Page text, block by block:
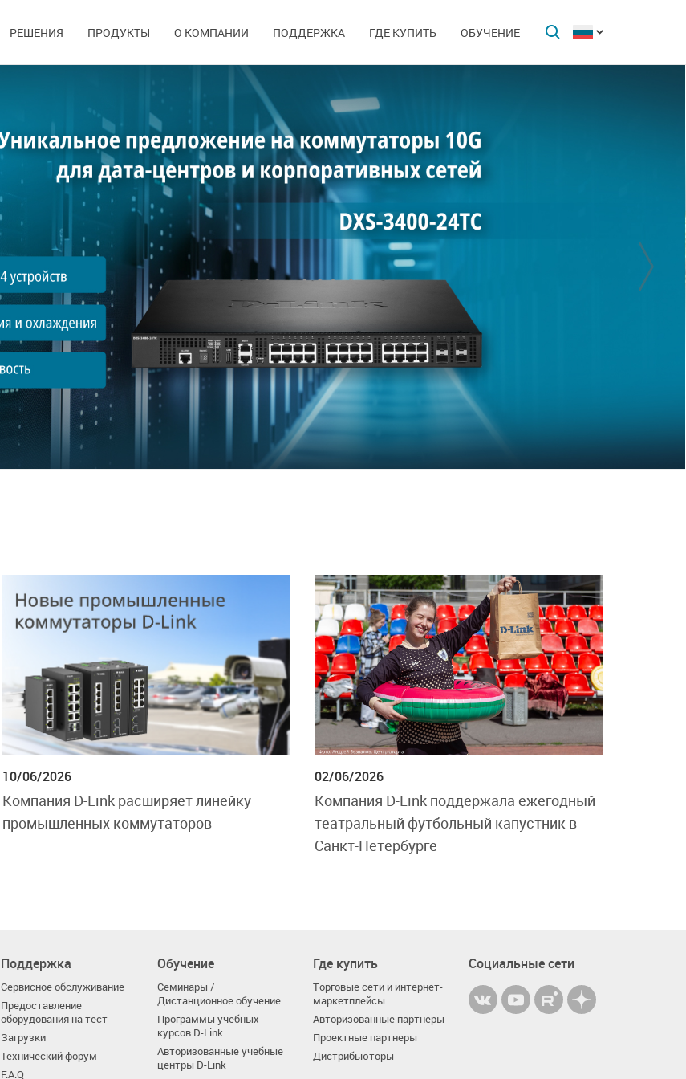
РЕШЕНИЯ ПРОДУКТЫ О КОМПАНИИ ПОДДЕРЖКА ГДЕ КУПИТЬ ОБУЧЕНИЕ
10/06/2026
Компания D-Link расширяет линейку
промышленных коммутаторов
02/06/2026
Компания D-Link поддержала ежегодный
театральный футбольный капустник в
Санкт-Петербурге
Поддержка
Сервисное обслуживание
Предоставление
оборудования на тест
Загрузки
Технический форум
F.A.Q
Обучение
Семинары /
Дистанционное обучение
Программы учебных
курсов D-Link
Авторизованные учебные
центры D-Link
Где купить
Торговые сети и интернет-
маркетплейсы
Авторизованные партнеры
Проектные партнеры
Дистрибьюторы
Социальные сети